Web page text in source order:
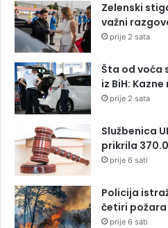
Zelenski
važni
prije 2 sata
Šta od voća
iz BiH:
prije 2 sata
Službenica
prikrila
prije 6 sati
Policija
četiri požara
prije 6 sati